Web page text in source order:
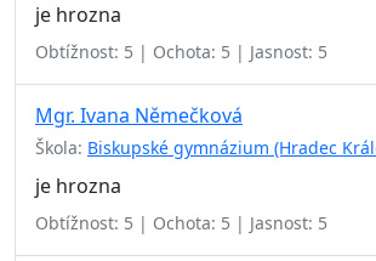
je hrozna
Obtížnost: 5 | Ochota: 5 | Jasnost: 5
Mgr. Ivana Němečková
Škola: Biskupské gymnázium (Hradec
je hrozna
Obtížnost: 5 | Ochota: 5 | Jasnost: 5